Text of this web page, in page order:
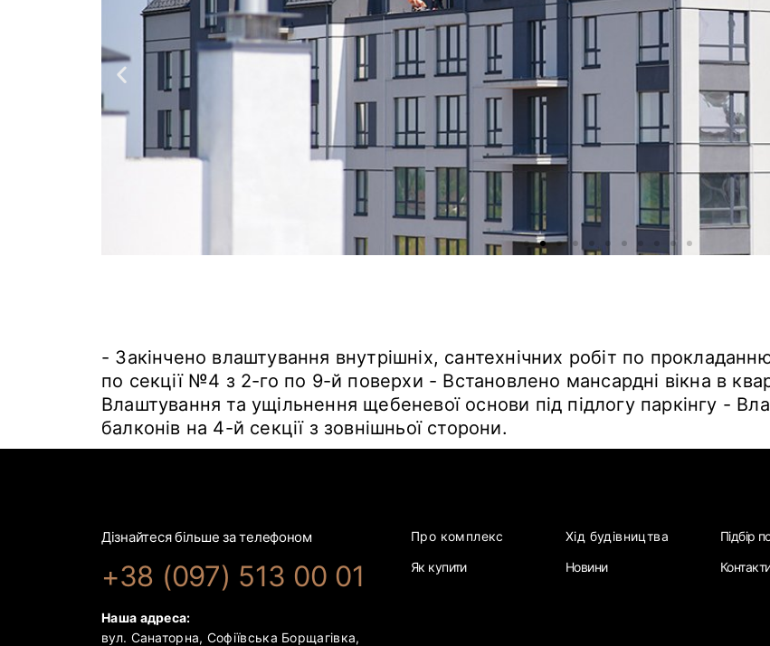
- Закінчено влаштування внутрішніх, сантехнічних робіт по
по секції №4 з 2-го по 9-й поверхи - Встановлено мансардні вікна в
Влаштування та ущільнення щебеневої основи під підлогу паркінгу -
балконів на 4-й секції з зовнішньої сторони.
Дізнайтеся більше за телефоном
+38 (097) 513 00 01
Наша адреса:
вул. Санаторна, Софіївська Борщагівка,
Про комплекс
Як купити
Хід будівництва
Новини
Підбір